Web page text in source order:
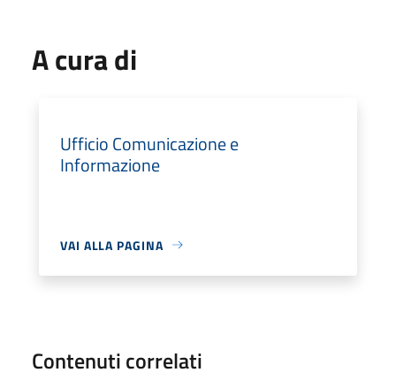
A cura di
Ufficio Comunicazione e
Informazione
VAI ALLA PAGINA
Contenuti correlati